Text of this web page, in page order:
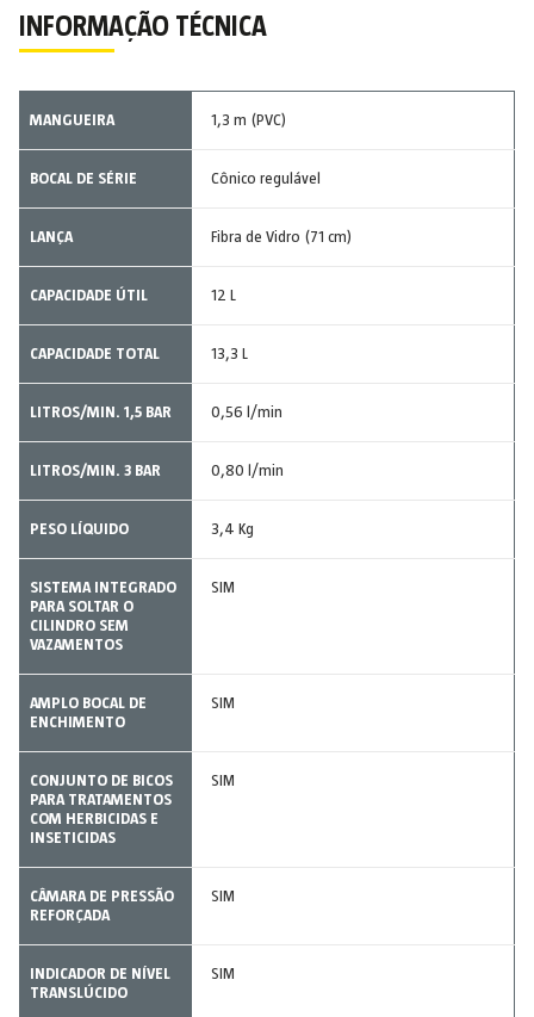
INFORMAÇÃO TÉCNICA
MANGUEIRA 1,3 m (PVC)
BOCAL DE SÉRIE Cônico regulável
LANÇA Fibra de Vidro (71 cm)
CAPACIDADE ÚTIL 12 L
CAPACIDADE TOTAL 13,3 L
LITROS/MIN. 1,5 BAR 0,56 l/min
LITROS/MIN. 3 BAR 0,80 l/min
PESO LÍQUIDO 3,4 Kg
SISTEMA INTEGRADO
PARA SOLTAR O
CILINDRO SEM
VAZAMENTOS
SIM
AMPLO BOCAL DE
ENCHIMENTO
SIM
CONJUNTO DE BICOS
PARA TRATAMENTOS
COM HERBICIDAS E
INSETICIDAS
SIM
CÂMARA DE PRESSÃO
REFORÇADA
SIM
INDICADOR DE NÍVEL
TRANSLÚCIDO
SIM